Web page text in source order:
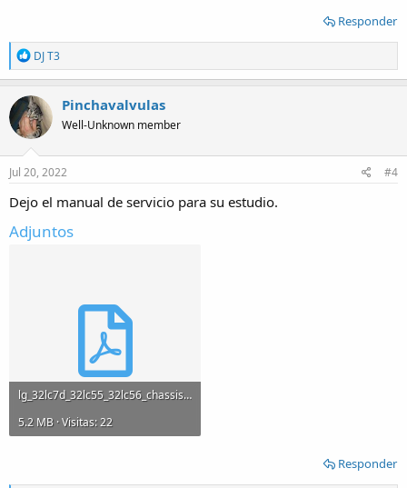
Responder
R
e
a
c
t
i
o
n
s
DJ T3
Pinchavalvulas
Well-Unknown member
Jul 20, 2022 #4
Dejo el manual de servicio para su estudio.
Adjuntos
lg_32lc7d_32lc55_32lc56_chassis_ld73a.pdf
5.2 MB · Visitas: 22
Responder